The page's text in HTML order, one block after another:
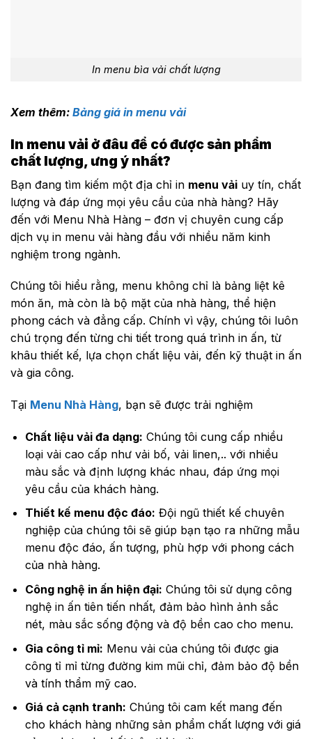
In menu bìa vải chất lượng
Xem thêm: Bảng giá in menu vải
In menu vải ở đâu để có được sản phẩm
chất lượng, ưng ý nhất?
Bạn đang tìm kiếm một địa chỉ in menu vải uy tín, chất
lượng và đáp ứng mọi yêu cầu của nhà hàng? Hãy
đến với Menu Nhà Hàng – đơn vị chuyên cung cấp
dịch vụ in menu vải hàng đầu với nhiều năm kinh
nghiệm trong ngành.
Chúng tôi hiểu rằng, menu không chỉ là bảng liệt kê
món ăn, mà còn là bộ mặt của nhà hàng, thể hiện
phong cách và đẳng cấp. Chính vì vậy, chúng tôi luôn
chú trọng đến từng chi tiết trong quá trình in ấn, từ
khâu thiết kế, lựa chọn chất liệu vải, đến kỹ thuật in ấn
và gia công.
Tại Menu Nhà Hàng, bạn sẽ được trải nghiệm
Chất liệu vải đa dạng: Chúng tôi cung cấp nhiều
loại vải cao cấp như vải bố, vải linen,.. với nhiều
màu sắc và định lượng khác nhau, đáp ứng mọi
yêu cầu của khách hàng.
Thiết kế menu độc đáo: Đội ngũ thiết kế chuyên
nghiệp của chúng tôi sẽ giúp bạn tạo ra những mẫu
menu độc đáo, ấn tượng, phù hợp với phong cách
của nhà hàng.
Công nghệ in ấn hiện đại: Chúng tôi sử dụng công
nghệ in ấn tiên tiến nhất, đảm bảo hình ảnh sắc
nét, màu sắc sống động và độ bền cao cho menu.
Gia công tỉ mỉ: Menu vải của chúng tôi được gia
công tỉ mỉ từng đường kim mũi chỉ, đảm bảo độ bền
và tính thẩm mỹ cao.
Giá cả cạnh tranh: Chúng tôi cam kết mang đến
cho khách hàng những sản phẩm chất lượng với giá